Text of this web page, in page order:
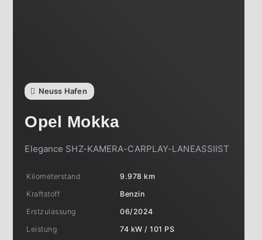
Neuss Hafen
Opel Mokka
Elegance SHZ-KAMERA-CARPLAY-LANEASSIIST
Kilometerstand
9.978 km
Kraftstoff
Benzin
Erstzulassung
06/2024
Leistung
74 kW / 101 PS